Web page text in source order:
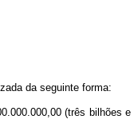
da seguinte forma:
(três bilhões e